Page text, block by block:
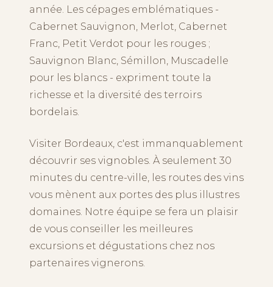
année. Les cépages emblématiques -
Cabernet Sauvignon, Merlot, Cabernet
Franc, Petit Verdot pour les rouges ;
Sauvignon Blanc, Sémillon, Muscadelle
pour les blancs - expriment toute la
richesse et la diversité des terroirs
bordelais.
Visiter Bordeaux, c'est immanquablement
découvrir ses vignobles. À seulement 30
minutes du centre-ville, les routes des vins
vous mènent aux portes des plus illustres
domaines. Notre équipe se fera un plaisir
de vous conseiller les meilleures
excursions et dégustations chez nos
partenaires vignerons.